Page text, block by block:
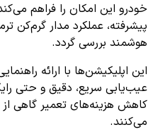
خودرو این امکان را فراهم
پیشرفته، عملکرد مدار گرم‌کن
هوشمند بررسی گردد.
این اپلیکیشن‌ها با ارائه
عیب‌یابی سریع، دقیق و حتی
کاهش هزینه‌های تعمیر گاهی از
می‌کنند.